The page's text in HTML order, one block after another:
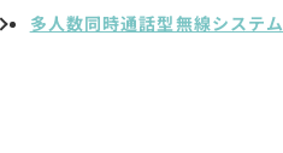
多人数同時通話型無線システム